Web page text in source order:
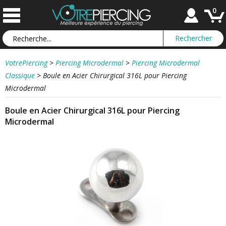
0
VotrePiercing > Piercing Microdermal > Piercing Microdermal
Classique > Boule en Acier Chirurgical 316L pour Piercing
Microdermal
Boule en Acier Chirurgical 316L pour Piercing
Microdermal